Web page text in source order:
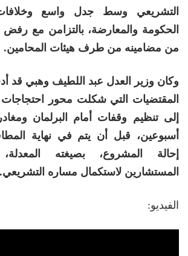
التشريعي وسط جدل واسع
الحكومة والمعارضة، بالتزامن مع
من مضامينه من طرف هيئات المحامين.
وكان وزير العدل عبد اللطيف وهبي قد
المقتضيات التي شكلت محور احتجاجات
إلى تنظيم وقفات أمام البرلمان
أسبوعين، قبل أن يتم في نهاية
إحالة المشروع، بصيغته
المستشارين لاستكمال مساره التشريعي.
الفيديو: